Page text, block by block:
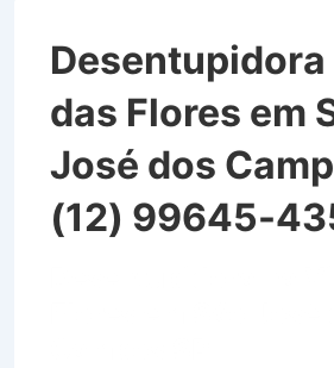
Desentupidora
das Flores em
José dos
(12) 99645-